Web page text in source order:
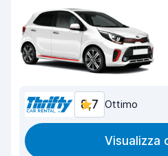
8,7 Ottimo
Visualizza